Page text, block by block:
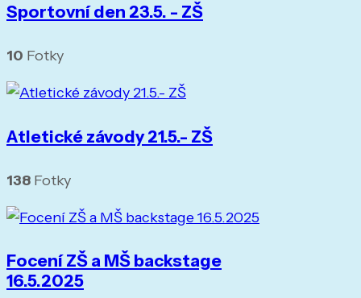
Sportovní den 23.5. - ZŠ
10 Fotky
Atletické závody 21.5.- ZŠ
138 Fotky
Focení ZŠ a MŠ backstage
16.5.2025